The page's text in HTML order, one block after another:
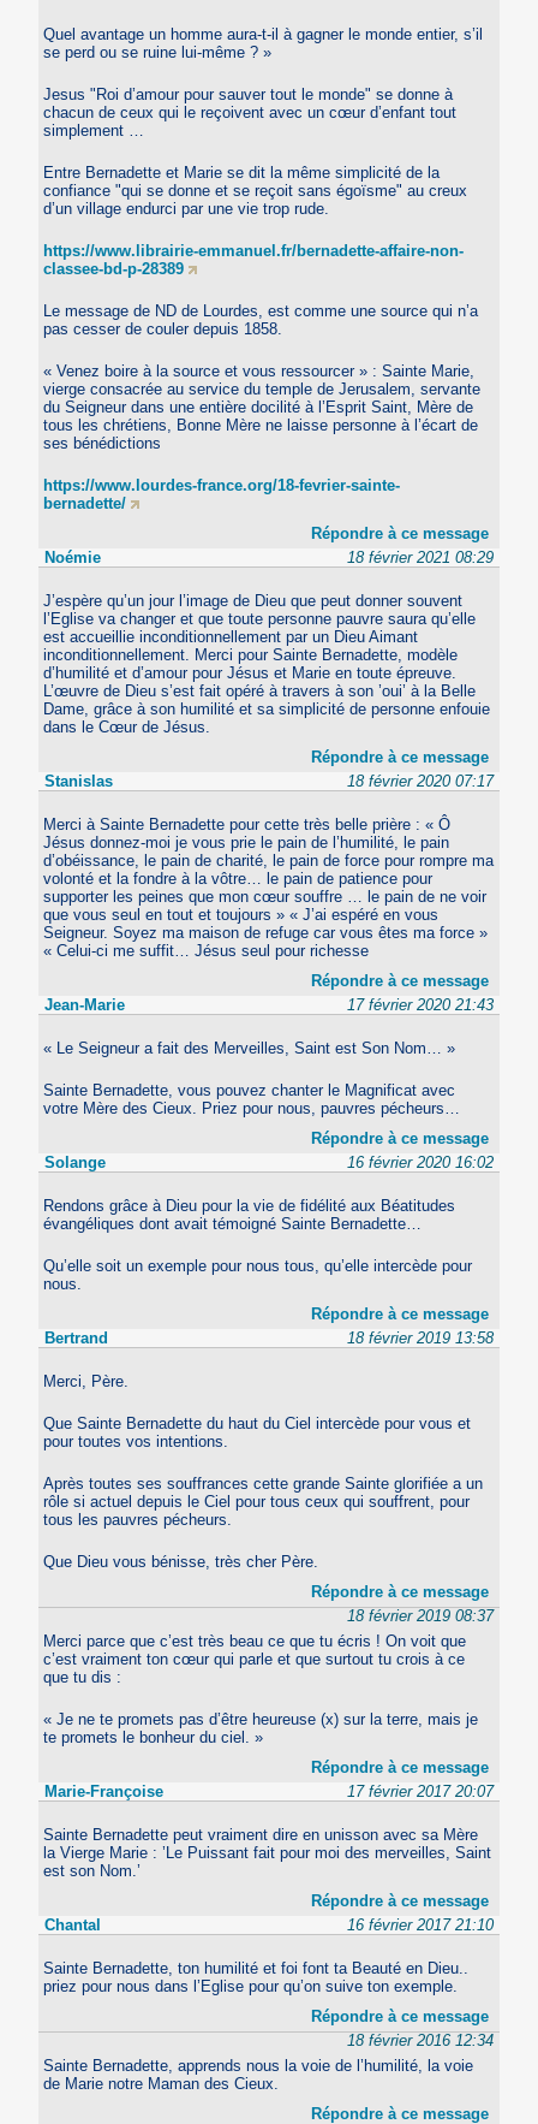
Quel avantage un homme aura-t-il à gagner le monde entier, s’il
se perd ou se ruine lui-même ? »
Jesus "Roi d’amour pour sauver tout le monde" se donne à
chacun de ceux qui le reçoivent avec un cœur d’enfant tout
simplement …
Entre Bernadette et Marie se dit la même simplicité de la
confiance "qui se donne et se reçoit sans égoïsme" au creux
d’un village endurci par une vie trop rude.
https://www.librairie-emmanuel.fr/bernadette-affaire-non-
classee-bd-p-28389
Le message de ND de Lourdes, est comme une source qui n’a
pas cesser de couler depuis 1858.
« Venez boire à la source et vous ressourcer » : Sainte Marie,
vierge consacrée au service du temple de Jerusalem, servante
du Seigneur dans une entière docilité à l’Esprit Saint, Mère de
tous les chrétiens, Bonne Mère ne laisse personne à l’écart de
ses bénédictions
https://www.lourdes-france.org/18-fevrier-sainte-
bernadette/
Répondre à ce message
Noémie
18 février 2021 08:29
J’espère qu’un jour l’image de Dieu que peut donner souvent
l’Eglise va changer et que toute personne pauvre saura qu’elle
est accueillie inconditionnellement par un Dieu Aimant
inconditionnellement. Merci pour Sainte Bernadette, modèle
d’humilité et d’amour pour Jésus et Marie en toute épreuve.
L’œuvre de Dieu s’est fait opéré à travers à son ’oui’ à la Belle
Dame, grâce à son humilité et sa simplicité de personne enfouie
dans le Cœur de Jésus.
Répondre à ce message
Stanislas
18 février 2020 07:17
Merci à Sainte Bernadette pour cette très belle prière : « Ô
Jésus donnez-moi je vous prie le pain de l’humilité, le pain
d’obéissance, le pain de charité, le pain de force pour rompre ma
volonté et la fondre à la vôtre… le pain de patience pour
supporter les peines que mon cœur souffre … le pain de ne voir
que vous seul en tout et toujours » « J’ai espéré en vous
Seigneur. Soyez ma maison de refuge car vous êtes ma force »
« Celui-ci me suffit… Jésus seul pour richesse
Répondre à ce message
Jean-Marie
17 février 2020 21:43
« Le Seigneur a fait des Merveilles, Saint est Son Nom… »
Sainte Bernadette, vous pouvez chanter le Magnificat avec
votre Mère des Cieux. Priez pour nous, pauvres pécheurs…
Répondre à ce message
Solange
16 février 2020 16:02
Rendons grâce à Dieu pour la vie de fidélité aux Béatitudes
évangéliques dont avait témoigné Sainte Bernadette…
Qu’elle soit un exemple pour nous tous, qu’elle intercède pour
nous.
Répondre à ce message
Bertrand
18 février 2019 13:58
Merci, Père.
Que Sainte Bernadette du haut du Ciel intercède pour vous et
pour toutes vos intentions.
Après toutes ses souffrances cette grande Sainte glorifiée a un
rôle si actuel depuis le Ciel pour tous ceux qui souffrent, pour
tous les pauvres pécheurs.
Que Dieu vous bénisse, très cher Père.
Répondre à ce message
18 février 2019 08:37
Merci parce que c’est très beau ce que tu écris ! On voit que
c’est vraiment ton cœur qui parle et que surtout tu crois à ce
que tu dis :
« Je ne te promets pas d’être heureuse (x) sur la terre, mais je
te promets le bonheur du ciel. »
Répondre à ce message
Marie-Françoise
17 février 2017 20:07
Sainte Bernadette peut vraiment dire en unisson avec sa Mère
la Vierge Marie : ’Le Puissant fait pour moi des merveilles, Saint
est son Nom.’
Répondre à ce message
Chantal
16 février 2017 21:10
Sainte Bernadette, ton humilité et foi font ta Beauté en Dieu..
priez pour nous dans l’Eglise pour qu’on suive ton exemple.
Répondre à ce message
18 février 2016 12:34
Sainte Bernadette, apprends nous la voie de l’humilité, la voie
de Marie notre Maman des Cieux.
Répondre à ce message